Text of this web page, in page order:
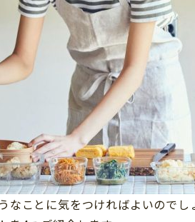
なことに気をつければよいので